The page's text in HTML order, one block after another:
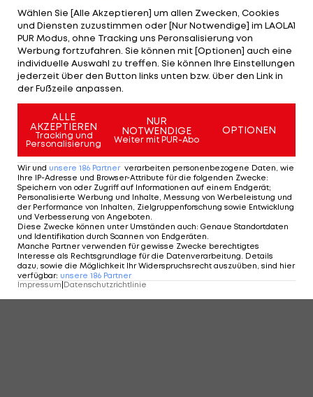
Wählen Sie [Alle Akzeptieren] um allen Zwecken, Cookies
und Diensten zuzustimmen oder [Nur Notwendige] im LAOLA1
PUR Modus, ohne Tracking uns Peronsalisierung von
Werbung fortzufahren. Sie können mit [Optionen] auch eine
individuelle Auswahl zu treffen. Sie können Ihre Einstellungen
jederzeit über den Button links unten bzw. über den Link in
der Fußzeile anpassen.
ALLE
AKZEPTIEREN
Tracking und
Personalisierung
NUR
NOTWENDIGE
Weiter mit PUR-Abo
OPTIONEN
Wir und unsere 186 Partner verarbeiten personenbezogene Daten, wie
Ihre IP-Adresse und Browser-Attribute für die folgenden Zwecke:
Speichern von oder Zugriff auf Informationen auf einem Endgerät;
Personalisierte Werbung und Inhalte, Messung von Werbeleistung und
der Performance von Inhalten, Zielgruppenforschung sowie Entwicklung
und Verbesserung von Angeboten.
Diese Zwecke können unter Umständen auch: Genaue Standortdaten
und Identifikation durch Scannen von Endgeräten.
Manche Partner verwenden für gewisse Zwecke berechtigtes
Interesse als Rechtsgrundlage für die Datenverarbeitung. Details
dazu, sowie die Möglichkeit Ihr Widerspruchsrecht auszuüben, sind hier
verfügbar: unsere 186 Partner
Impressum Datenschutzrichtlinie